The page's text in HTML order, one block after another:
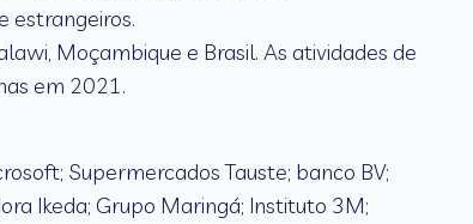
estrangeiros.
Moçambique e Brasil. As atividades de
em 2021.
Supermercados Tauste; banco BV;
Ikeda; Grupo Maringá; Instituto 3M;